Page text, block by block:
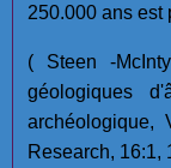
250.000 ans est
( Steen -
géologiques
archéologique,
Research, 16:1,